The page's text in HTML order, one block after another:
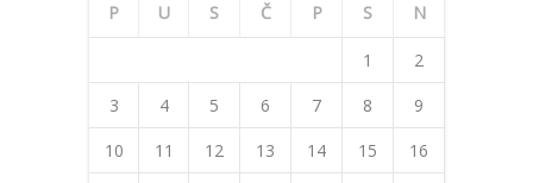
P U S Č P S N
1
2
3
4 5 6 7 8
9
10
11 12 13 14 15
16